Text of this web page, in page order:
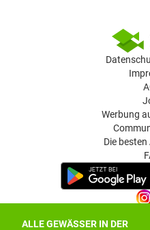
ALLE GEWÄSSER IN DER
Werbung
Die